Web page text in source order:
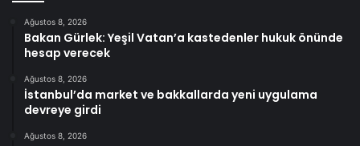
Ağustos 8, 2026
Bakan Gürlek: Yeşil Vatan’a kastedenler hukuk önünde
hesap verecek
Ağustos 8, 2026
İstanbul’da market ve bakkallarda yeni uygulama
devreye girdi
Ağustos 8, 2026